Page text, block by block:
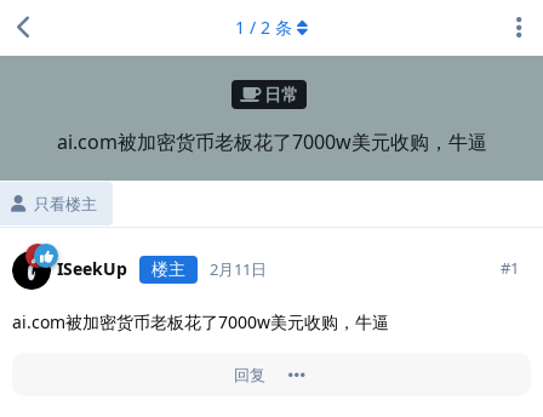
日常
ai.com被加密货币老板花了7000w美元收购，牛逼
只看楼主
1 / 2 条
ISeekUp 楼主 2月11日 #1
ai.com被加密货币老板花了7000w美元收购，牛逼
回复